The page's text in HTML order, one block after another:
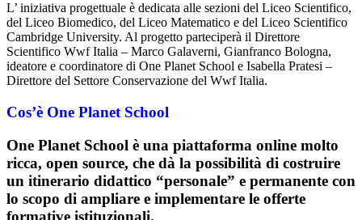
L’ iniziativa progettuale è dedicata alle sezioni del Liceo Scientifico,
del Liceo Biomedico, del Liceo Matematico e del Liceo Scientifico
Cambridge University. Al progetto parteciperà il Direttore
Scientifico Wwf Italia – Marco Galaverni, Gianfranco Bologna,
ideatore e coordinatore di One Planet School e Isabella Pratesi –
Direttore del Settore Conservazione del Wwf Italia.
Cos’è One Planet School
One Planet School è una piattaforma online molto
ricca, open source, che dà la possibilità di costruire
un itinerario didattico “personale” e permanente con
lo scopo di ampliare e implementare le offerte
formative istituzionali.